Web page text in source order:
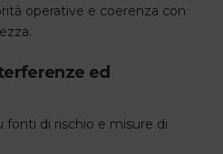
operative e coerenza con
ed
di rischio e misure di